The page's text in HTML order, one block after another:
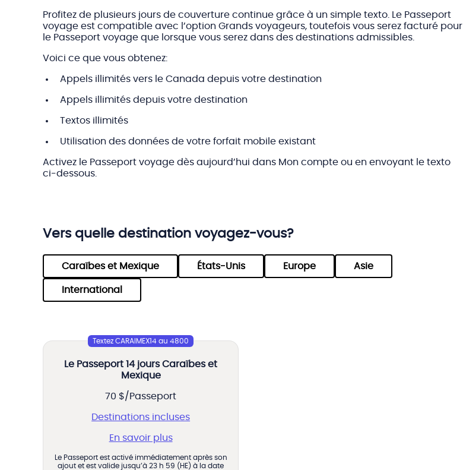
Profitez de plusieurs jours de couverture continue grâce à un simple texto. Le Passeport
voyage est compatible avec l’option Grands voyageurs, toutefois vous serez facturé pour
le Passeport voyage que lorsque vous serez dans des destinations admissibles.
Voici ce que vous obtenez:
Appels illimités vers le Canada depuis votre destination
Appels illimités depuis votre destination
Textos illimités
Utilisation des données de votre forfait mobile existant
Activez le Passeport voyage dès aujourd’hui dans Mon compte ou en envoyant le texto
ci-dessous.
Vers quelle destination voyagez-vous?
Caraïbes et Mexique États-Unis Europe Asie
International
Textez CARAIMEX14 au 4800
Le Passeport 14 jours Caraïbes et
Mexique
70 $/Passeport
Destinations incluses
En savoir plus
Le Passeport est activé immédiatement après son
ajout et est valide jusqu’à 23 h 59 (HE) à la date